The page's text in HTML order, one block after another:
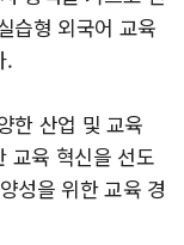
습형 외국어 교육
.
한 산업 및 교육
교육 혁신을 선도
성을 위한 교육 경